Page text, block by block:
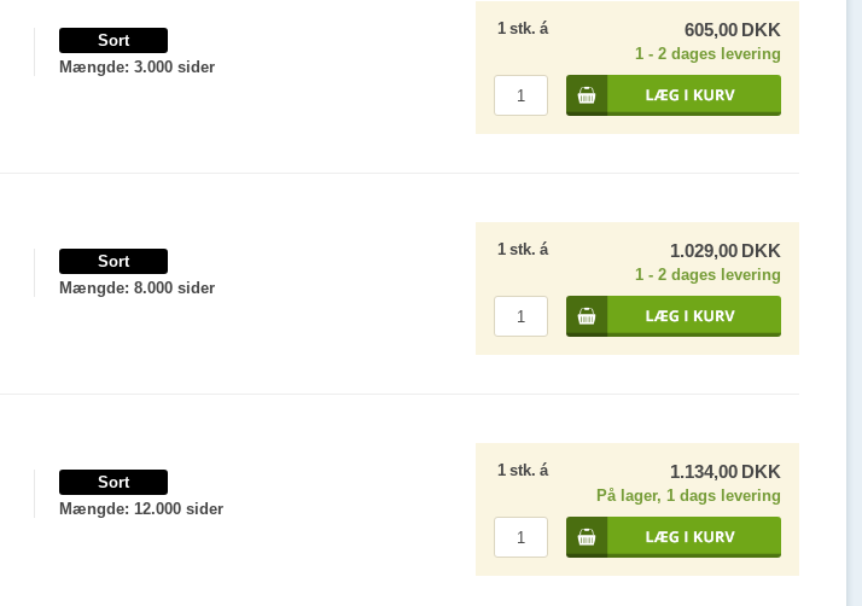
Sort
Mængde: 3.000 sider
1 stk. á 605,00 DKK
1 - 2 dages levering
Sort
Mængde: 8.000 sider
1 stk. á 1.029,00 DKK
1 - 2 dages levering
Sort
Mængde: 12.000 sider
1 stk. á 1.134,00 DKK
På lager, 1 dags levering